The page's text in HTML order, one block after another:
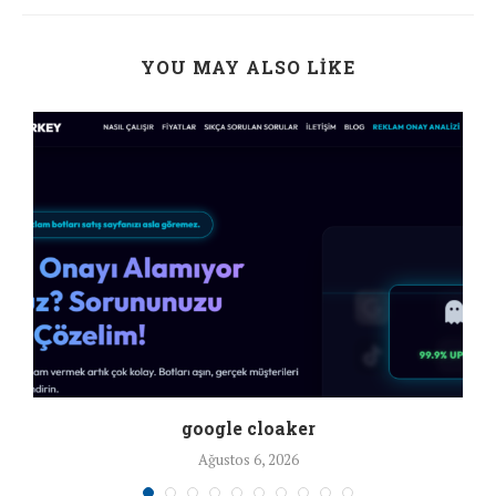
YOU MAY ALSO LIKE
google cloaker
Ağustos 6, 2026